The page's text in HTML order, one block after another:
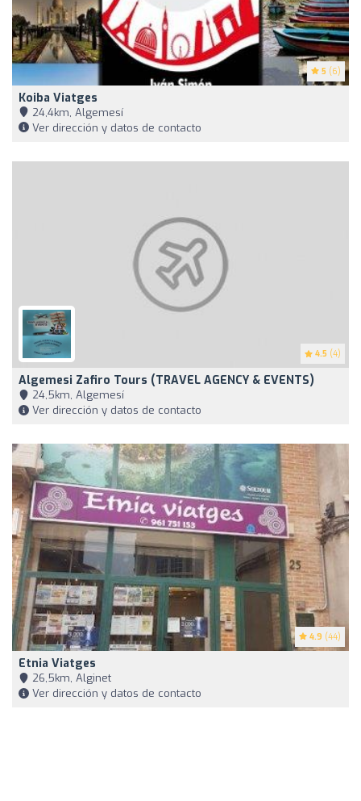
5 (6)
Koiba Viatges
24,4km, Algemesí
Ver dirección y datos de contacto
4.5 (4)
Algemesi Zafiro Tours (TRAVEL AGENCY & EVENTS)
24,5km, Algemesí
Ver dirección y datos de contacto
4.9 (44)
Etnia Viatges
26,5km, Alginet
Ver dirección y datos de contacto